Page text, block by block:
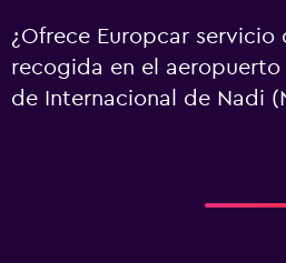
¿Ofrece Europcar
recogida en el
de Internacional de Nadi